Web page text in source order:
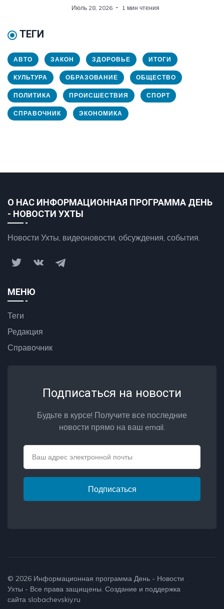
Июль 28, 2026 1 мин чтения
ТЕГИ
АВТО ЗАКОН ЗДОРОВЬЕ ИТОГИ
КУЛЬТУРА ОБРАЗОВАНИЕ ОБЩЕСТВО
ПОЛИТИКА ПРОИСШЕСТВИЯ СПОРТ
СПРАВОЧНИК ЭКОНОМИКА
О НАС ИНФОРМАЦИОННАЯ ПРОГРАММА ДЕНЬ
- НОВОСТИ УХТЫ
Новости Ухты, видеоновости, обсуждения, события.
МЕНЮ
Теги
Редакция
Справочник
Подписаться на новости
Будьте в курсе! Получите все последние
новости прямо на ваш email.
Подписаться
© 2026 Информационная программа День - Новости
Ухты - Все права защищены. Создание и поддержка
сайта slobachevskiy.ru